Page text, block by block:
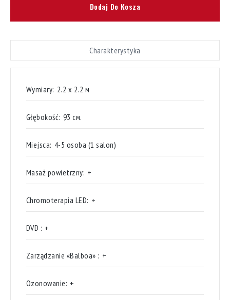
Dodaj Do Kosza
Charakterystyka
Wymiary: 2.2 х 2.2 м
Głębokość: 93 см.
Miejsca: 4-5 osoba (1 salon)
Masaż powietrzny: +
Chromoterapia LED: +
DVD : +
Zarządzanie «Balboa» : +
Ozonowanie: +